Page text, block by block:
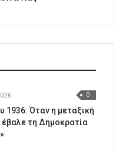
0
1936: Όταν η μεταξική
έβαλε τη Δημοκρατία